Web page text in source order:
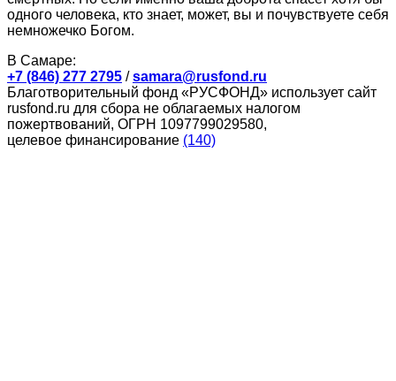
одного человека, кто знает, может, вы и почувствуете себя
немножечко Богом.
В Самаре:
+7 (846) 277 2795 /samara@rusfond.ru
Благотворительный фонд «РУСФОНД» использует сайт
rusfond.ru для сбора не облагаемых налогом
пожертвований, ОГРН 1097799029580,
целевое финансирование (140)